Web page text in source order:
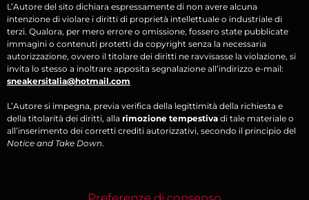
L’Autore del sito dichiara espressamente di non avere alcuna
intenzione di violare i diritti di proprietà intellettuale o industriale di
terzi. Qualora, per mero errore o omissione, fossero state pubblicate
immagini o contenuti protetti da copyright senza la necessaria
autorizzazione, ovvero il titolare dei diritti ne ravvisasse la violazione, si
invita lo stesso a inoltrare apposita segnalazione all’indirizzo e-mail:
sneakersitalia@hotmail.com
L’Autore si impegna, previa verifica della legittimità della richiesta e
della titolarità dei diritti, alla rimozione tempestiva di tale materiale o
all’inserimento dei corretti crediti autorizzativi, secondo il principio del
Notice and Take Down.